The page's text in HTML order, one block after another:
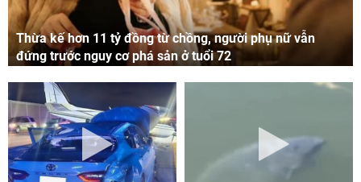
Thừa kế hơn 11 tỷ đồng từ chồng, người phụ nữ vẫn
đứng trước nguy cơ phá sản ở tuổi 72